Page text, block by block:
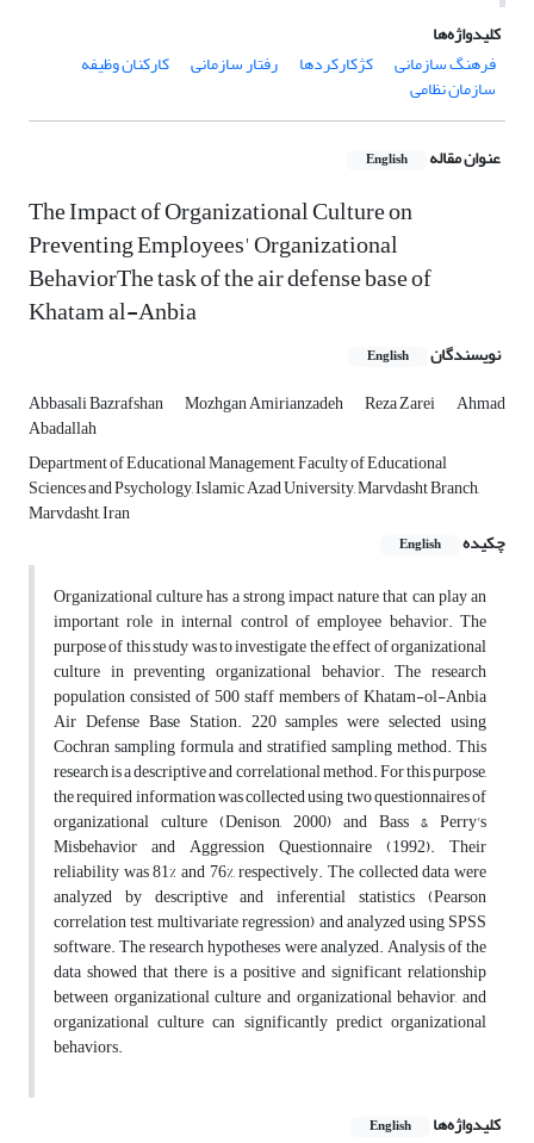
کلیدواژه‌ها
فرهنگ سازمانی
کژکارکردها رفتار سازمانی کارکنان وظیفه
سازمان نظامی
عنوان مقاله English
The Impact of Organizational Culture on
Preventing Employees' Organizational
BehaviorThe task of the air defense base of
Khatam al-Anbia
نویسندگان English
Abbasali Bazrafshan Mozhgan Amirianzadeh Reza Zarei Ahmad
Abadallah
Department of Educational Management, Faculty of Educational
Sciences and Psychology, Islamic Azad University, Marvdasht Branch,
Marvdasht, Iran
چکیده
English
Organizational culture has a strong impact nature that can play an
important role in internal control of employee behavior. The
purpose of this study was to investigate the effect of organizational
culture in preventing organizational behavior. The research
population consisted of 500 staff members of Khatam-ol-Anbia
Air Defense Base Station. 220 samples were selected using
Cochran sampling formula and stratified sampling method. This
research is a descriptive and correlational method. For this purpose,
the required information was collected using two questionnaires of
organizational culture (Denison, 2000) and Bass & Perry's
Misbehavior and Aggression Questionnaire (1992). Their
reliability was 81% and 76%, respectively. The collected data were
analyzed by descriptive and inferential statistics (Pearson
correlation test, multivariate regression) and analyzed using SPSS
software. The research hypotheses were analyzed. Analysis of the
data showed that there is a positive and significant relationship
between organizational culture and organizational behavior, and
organizational culture can significantly predict organizational
behaviors.
کلیدواژه‌ها English